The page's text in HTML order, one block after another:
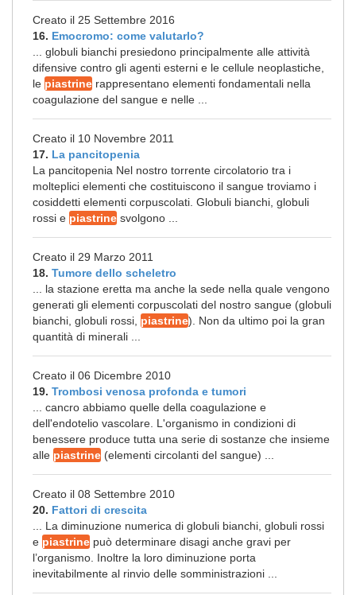
Creato il 25 Settembre 2016
16. Emocromo: come valutarlo?
... globuli bianchi presiedono principalmente alle attività
difensive contro gli agenti esterni e le cellule neoplastiche,
le piastrine rappresentano elementi fondamentali nella
coagulazione del sangue e nelle ...
Creato il 10 Novembre 2011
17. La pancitopenia
La pancitopenia Nel nostro torrente circolatorio tra i
molteplici elementi che costituiscono il sangue troviamo i
cosiddetti elementi corpuscolati. Globuli bianchi, globuli
rossi e piastrine svolgono ...
Creato il 29 Marzo 2011
18. Tumore dello scheletro
... la stazione eretta ma anche la sede nella quale vengono
generati gli elementi corpuscolati del nostro sangue (globuli
bianchi, globuli rossi, piastrine). Non da ultimo poi la gran
quantità di minerali ...
Creato il 06 Dicembre 2010
19. Trombosi venosa profonda e tumori
... cancro abbiamo quelle della coagulazione e
dell'endotelio vascolare. L'organismo in condizioni di
benessere produce tutta una serie di sostanze che insieme
alle piastrine (elementi circolanti del sangue) ...
Creato il 08 Settembre 2010
20. Fattori di crescita
... La diminuzione numerica di globuli bianchi, globuli rossi
e piastrine può determinare disagi anche gravi per
l’organismo. Inoltre la loro diminuzione porta
inevitabilmente al rinvio delle somministrazioni ...